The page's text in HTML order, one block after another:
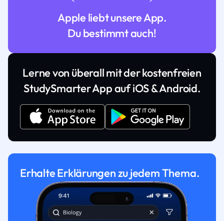
Apple liebt unsere App.
Du bestimmt auch!
Lerne von überall mit der kostenfreien
StudySmarter App auf iOS & Android.
Erhalte Erklärungen zu jedem Thema.